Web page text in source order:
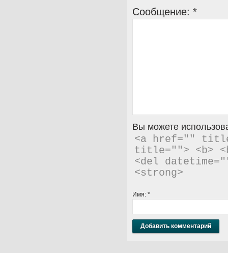
Сообщение: *
Вы можете
<a href=""
title=""> <b>
<del
<strong>
Имя: *